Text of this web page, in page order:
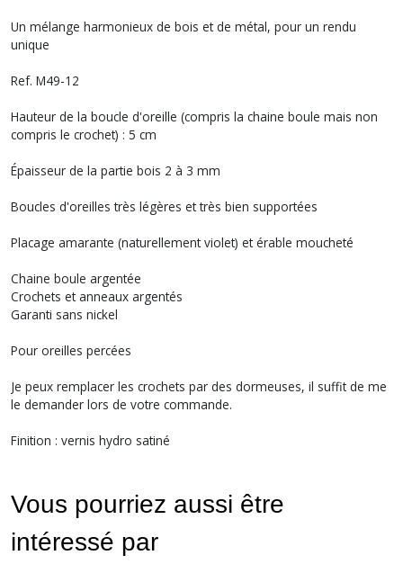
Un mélange harmonieux de bois et de métal, pour un rendu
unique
Ref. M49-12
Hauteur de la boucle d'oreille (compris la chaine boule mais non
compris le crochet) : 5 cm
Épaisseur de la partie bois 2 à 3 mm
Boucles d'oreilles très légères et très bien supportées
Placage amarante (naturellement violet) et érable moucheté
Chaine boule argentée
Crochets et anneaux argentés
Garanti sans nickel
Pour oreilles percées
Je peux remplacer les crochets par des dormeuses, il suffit de me
le demander lors de votre commande.
Finition : vernis hydro satiné
Vous pourriez aussi être
intéressé par